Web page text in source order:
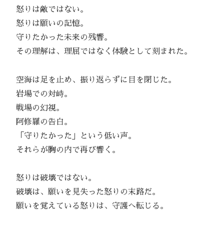
怒りは敵ではない。
怒りは願いの記憶。
守りたかった未来の残響。
その理解は、理屈ではなく体験として刻まれた。
空海は足を止め、振り返らずに目を閉じた。
岩場での対峙。
戦場の幻視。
阿修羅の告白。
「守りたかった」という低い声。
それらが胸の内で再び響く。
怒りは破壊ではない。
破壊は、願いを見失った怒りの末路だ。
願いを覚えている怒りは、守護へ転じる。